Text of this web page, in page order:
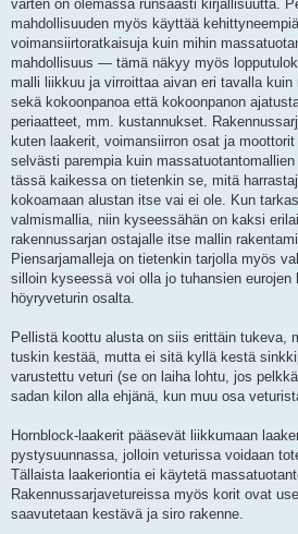
varten on olemassa runsaasti kirjallisuutta.
mahdollisuuden myös käyttää
voimansiirtoratkaisuja kuin mihin
mahdollisuus — tämä näkyy myös
malli liikkuu ja virroittaa aivan eri tavalla
sekä kokoonpanoa että kokoonpanon
periaatteet, mm. kustannukset.
kuten laakerit, voimansiirron osat ja
selvästi parempia kuin
tässä kaikessa on tietenkin se, mitä
kokoamaan alustan itse vai ei ole. Kun
valmismallia, niin kyseessähän on kaksi
rakennussarjan ostajalle itse mallin
Piensarjamalleja on tietenkin tarjolla myös
silloin kyseessä voi olla jo tuhansien eurojen
höyryveturin osalta.
Pellistä koottu alusta on siis erittäin tukeva,
tuskin kestää, mutta ei sitä kyllä kestä
varustettu veturi (se on laiha lohtu, jos
sadan kilon alla ehjänä, kun muu osa
Hornblock-laakerit pääsevät liikkumaan
pystysuunnassa, jolloin veturissa voidaan
Tällaista laakeriontia ei käytetä
Rakennussarjavetureissa myös korit ovat
saavutetaan kestävä ja siro rakenne.